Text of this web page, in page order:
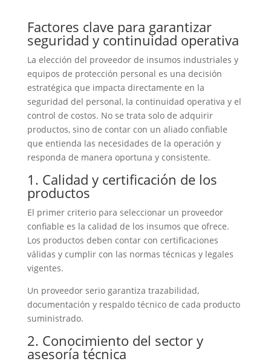
Factores clave para garantizar
seguridad y continuidad operativa
La elección del proveedor de insumos industriales y
equipos de protección personal es una decisión
estratégica que impacta directamente en la
seguridad del personal, la continuidad operativa y el
control de costos. No se trata solo de adquirir
productos, sino de contar con un aliado confiable
que entienda las necesidades de la operación y
responda de manera oportuna y consistente.
1. Calidad y certificación de los
productos
El primer criterio para seleccionar un proveedor
confiable es la calidad de los insumos que ofrece.
Los productos deben contar con certificaciones
válidas y cumplir con las normas técnicas y legales
vigentes.
Un proveedor serio garantiza trazabilidad,
documentación y respaldo técnico de cada producto
suministrado.
2. Conocimiento del sector y
asesoría técnica